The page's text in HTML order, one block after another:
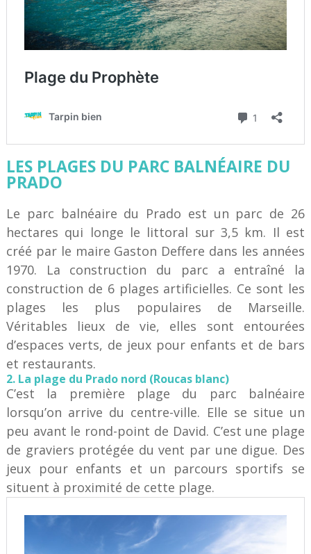
LES PLAGES DU PARC BALNÉAIRE DU
PRADO
Le parc balnéaire du Prado est un parc de 26
hectares qui longe le littoral sur 3,5 km. Il est
créé par le maire Gaston Deffere dans les années
1970. La construction du parc a entraîné la
construction de 6 plages artificielles. Ce sont les
plages les plus populaires de Marseille.
Véritables lieux de vie, elles sont entourées
d’espaces verts, de jeux pour enfants et de bars
et restaurants.
2. La plage du Prado nord (Roucas blanc)
C’est la première plage du parc balnéaire
lorsqu’on arrive du centre-ville. Elle se situe un
peu avant le rond-point de David. C’est une plage
de graviers protégée du vent par une digue. Des
jeux pour enfants et un parcours sportifs se
situent à proximité de cette plage.